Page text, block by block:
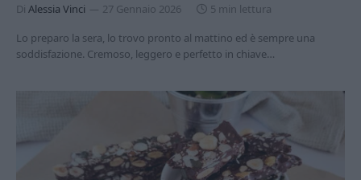
Di Alessia Vinci 27 Gennaio 2026
5 min lettura
Lo preparo la sera, lo trovo pronto al mattino ed è sempre una
soddisfazione. Cremoso, leggero e perfetto in chiave…